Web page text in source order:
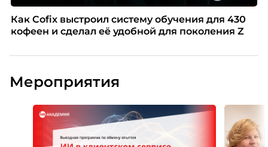
Как Cofix выстроил систему обучения для 430
кофеен и сделал её удобной для поколения Z
Мероприятия